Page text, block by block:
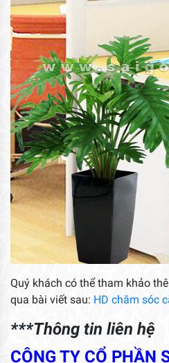
Quý khách có thể tham khảo
qua bài viết sau: HD chăm sóc
***Thông tin liên hệ
CÔNG TY CỔ PHẦN